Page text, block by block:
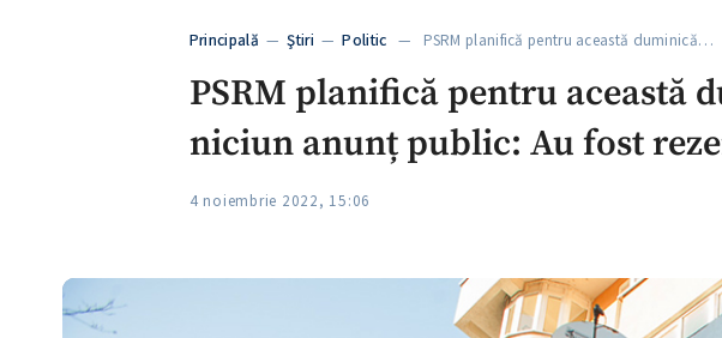
Principală —Ştiri —Politic — PSRM planifică pentru această duminică…
PSRM planifică pentru
niciun anunț public: Au fost
4 noiembrie 2022, 15:06